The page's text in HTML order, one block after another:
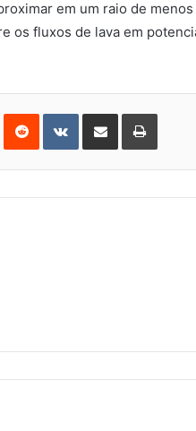
em um raio de
fluxos de lava em
PinterestReddit VKontakteShare
Email
Print